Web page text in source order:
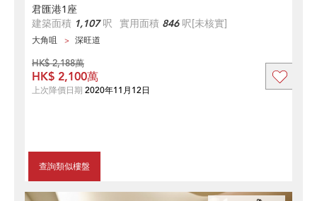
君匯港1座
建築面積 1,107呎 實用面積 846呎[未核實]
大角咀 深旺道
查詢類似樓盤
HK$ 2,188萬
HK$ 2,100萬
上次降價日期 2020年11月12日